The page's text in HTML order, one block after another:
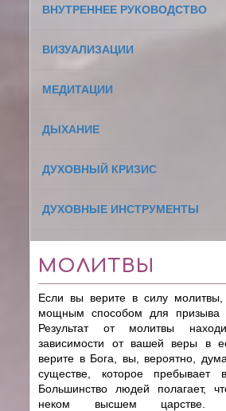
ВНУТРЕННЕЕ РУКОВОДСТВО
ВИЗУАЛИЗАЦИИ
МЕДИТАЦИИ
ДЫХАНИЕ
ДУХОВНЫЙ КРИЗИС
ДУХОВНЫЕ ИНСТРУМЕНТЫ
МОЛИТВЫ
Если вы верите в силу
мощным способом для призыва
Результат от молитвы
зависимости от вашей веры в
верите в Бога, вы, вероятно,
существе, которое пребывает
Большинство людей полагает,
неком высшем царстве.